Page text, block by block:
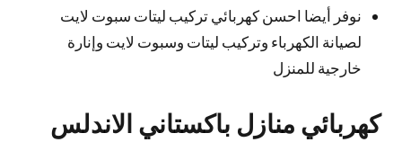
نوفر أيضا احسن كهربائي تركيب ليتات سبوت لايت
لصيانة الكهرباء وتركيب ليتات وسبوت لايت وإنارة
خارجية للمنزل
كهربائي منازل باكستاني الاندلس